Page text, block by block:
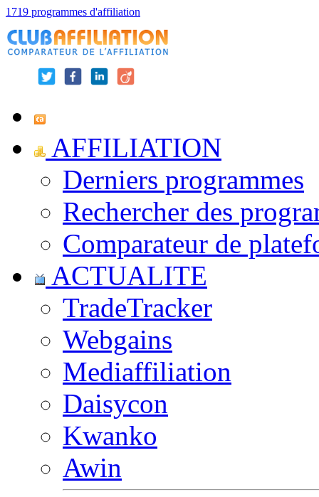
1719 programmes d'affiliation
AFFILIATION
Derniers programmes
Rechercher des
Comparateur de
ACTUALITE
TradeTracker
Webgains
Mediaffiliation
Daisycon
Kwanko
Awin